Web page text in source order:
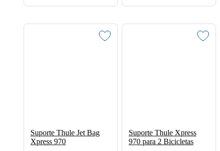
Suporte Thule Jet Bag
Xpress 970
Suporte Thule Xpress
970 para 2 Bicicletas